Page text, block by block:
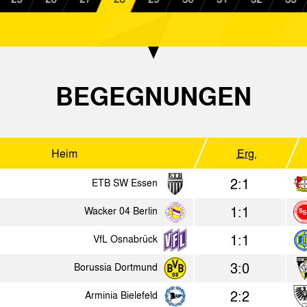
Westfalia Herne 2:0
2:1
0:3 Alemannia
0:0 Alemannia
2:0 Alemannia
BEGEGNUNGEN
Heim Erg.
ETB SW Essen 2:1
Wacker 04 Berlin 1:1
VfL Osnabrück 1:1
Borussia Dortmund 3:0
Arminia Bielefeld 2:2